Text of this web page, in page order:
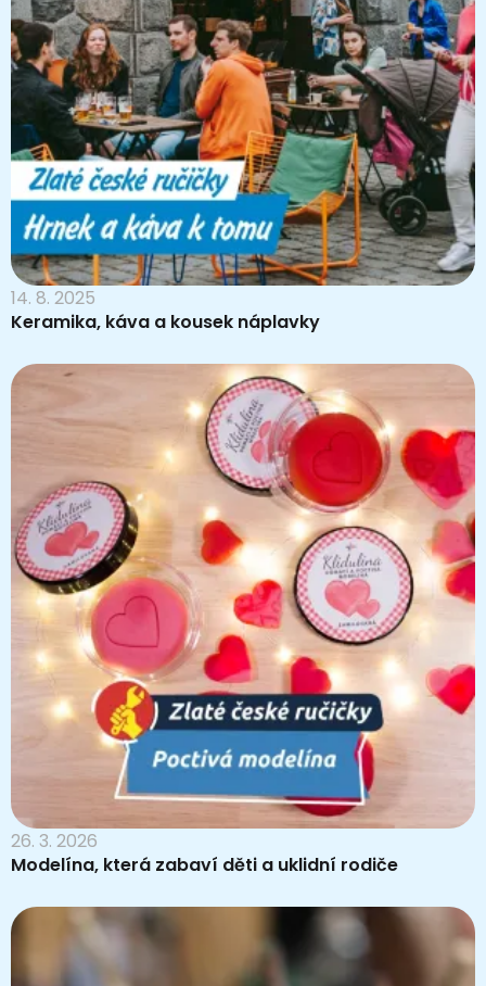
14. 8. 2025
Keramika, káva a kousek náplavky
26. 3. 2026
Modelína, která zabaví děti a uklidní rodiče